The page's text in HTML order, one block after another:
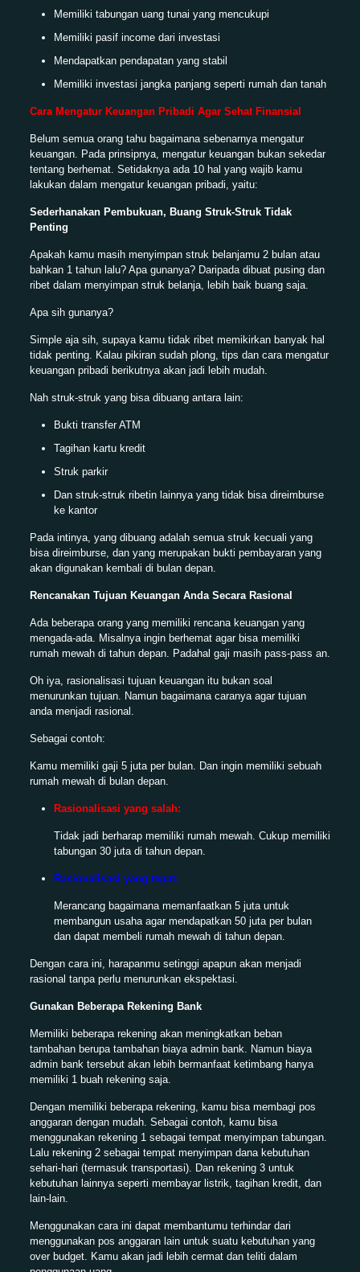
Memiliki tabungan uang tunai yang mencukupi
Memiliki pasif income dari investasi
Mendapatkan pendapatan yang stabil
Memiliki investasi jangka panjang seperti rumah dan tanah
Cara Mengatur Keuangan Pribadi Agar Sehat Finansial
Belum semua orang tahu bagaimana sebenarnya mengatur
keuangan. Pada prinsipnya, mengatur keuangan bukan sekedar
tentang berhemat. Setidaknya ada 10 hal yang wajib kamu
lakukan dalam mengatur keuangan pribadi, yaitu:
Sederhanakan Pembukuan, Buang Struk-Struk Tidak
Penting
Apakah kamu masih menyimpan struk belanjamu 2 bulan atau
bahkan 1 tahun lalu? Apa gunanya? Daripada dibuat pusing dan
ribet dalam menyimpan struk belanja, lebih baik buang saja.
Apa sih gunanya?
Simple aja sih, supaya kamu tidak ribet memikirkan banyak hal
tidak penting. Kalau pikiran sudah plong, tips dan cara mengatur
keuangan pribadi berikutnya akan jadi lebih mudah.
Nah struk-struk yang bisa dibuang antara lain:
Bukti transfer ATM
Tagihan kartu kredit
Struk parkir
Dan struk-struk ribetin lainnya yang tidak bisa direimburse
ke kantor
Pada intinya, yang dibuang adalah semua struk kecuali yang
bisa direimburse, dan yang merupakan bukti pembayaran yang
akan digunakan kembali di bulan depan.
Rencanakan Tujuan Keuangan Anda Secara Rasional
Ada beberapa orang yang memiliki rencana keuangan yang
mengada-ada. Misalnya ingin berhemat agar bisa memiliki
rumah mewah di tahun depan. Padahal gaji masih pass-pass an.
Oh iya, rasionalisasi tujuan keuangan itu bukan soal
menurunkan tujuan. Namun bagaimana caranya agar tujuan
anda menjadi rasional.
Sebagai contoh:
Kamu memiliki gaji 5 juta per bulan. Dan ingin memiliki sebuah
rumah mewah di bulan depan.
Rasionalisasi yang salah:
Tidak jadi berharap memiliki rumah mewah. Cukup memiliki
tabungan 30 juta di tahun depan.
Rasionalisasi yang tepat:
Merancang bagaimana memanfaatkan 5 juta untuk
membangun usaha agar mendapatkan 50 juta per bulan
dan dapat membeli rumah mewah di tahun depan.
Dengan cara ini, harapanmu setinggi apapun akan menjadi
rasional tanpa perlu menurunkan ekspektasi.
Gunakan Beberapa Rekening Bank
Memiliki beberapa rekening akan meningkatkan beban
tambahan berupa tambahan biaya admin bank. Namun biaya
admin bank tersebut akan lebih bermanfaat ketimbang hanya
memiliki 1 buah rekening saja.
Dengan memiliki beberapa rekening, kamu bisa membagi pos
anggaran dengan mudah. Sebagai contoh, kamu bisa
menggunakan rekening 1 sebagai tempat menyimpan tabungan.
Lalu rekening 2 sebagai tempat menyimpan dana kebutuhan
sehari-hari (termasuk transportasi). Dan rekening 3 untuk
kebutuhan lainnya seperti membayar listrik, tagihan kredit, dan
lain-lain.
Menggunakan cara ini dapat membantumu terhindar dari
menggunakan pos anggaran lain untuk suatu kebutuhan yang
over budget. Kamu akan jadi lebih cermat dan teliti dalam